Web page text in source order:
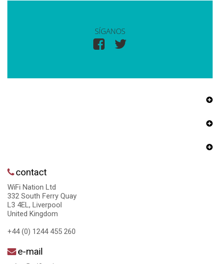
SÍGANOS
contact
WiFi Nation Ltd
332 South Ferry Quay
L3 4EL, Liverpool
United Kingdom
+44 (0) 1244 455 260
e-mail